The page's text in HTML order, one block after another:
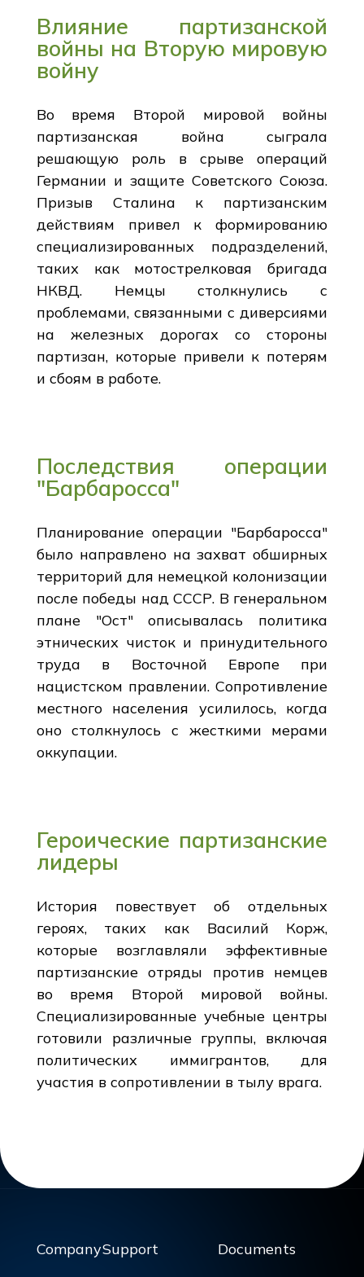
Влияние партизанской
войны на Вторую мировую
войну
Во время Второй мировой войны
партизанская война сыграла
решающую роль в срыве операций
Германии и защите Советского Союза.
Призыв Сталина к партизанским
действиям привел к формированию
специализированных подразделений,
таких как мотострелковая бригада
НКВД. Немцы столкнулись с
проблемами, связанными с диверсиями
на железных дорогах со стороны
партизан, которые привели к потерям
и сбоям в работе.
Последствия операции
"Барбаросса"
Планирование операции "Барбаросса"
было направлено на захват обширных
территорий для немецкой колонизации
после победы над СССР. В генеральном
плане "Ост" описывалась политика
этнических чисток и принудительного
труда в Восточной Европе при
нацистском правлении. Сопротивление
местного населения усилилось, когда
оно столкнулось с жесткими мерами
оккупации.
Героические партизанские
лидеры
История повествует об отдельных
героях, таких как Василий Корж,
которые возглавляли эффективные
партизанские отряды против немцев
во время Второй мировой войны.
Специализированные учебные центры
готовили различные группы, включая
политических иммигрантов, для
участия в сопротивлении в тылу врага.
CompanySupport Documents